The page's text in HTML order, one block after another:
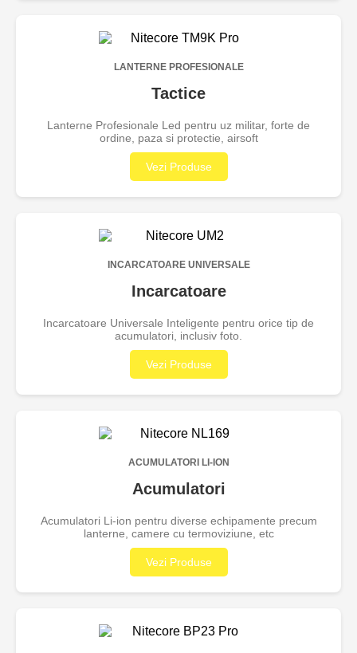
LANTERNE PROFESIONALE
Tactice
Lanterne Profesionale Led pentru uz militar, forte de
ordine, paza si protectie, airsoft
Vezi Produse
INCARCATOARE UNIVERSALE
Incarcatoare
Incarcatoare Universale Inteligente pentru orice tip de
acumulatori, inclusiv foto.
Vezi Produse
ACUMULATORI LI-ION
Acumulatori
Acumulatori Li-ion pentru diverse echipamente precum
lanterne, camere cu termoviziune, etc
Vezi Produse